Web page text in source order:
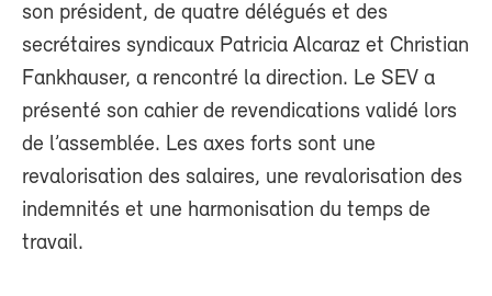
son président, de quatre délégués et des
secrétaires syndicaux Patricia Alcaraz et Christian
Fankhauser, a rencontré la direction. Le SEV a
présenté son cahier de revendications validé lors
de l’assemblée. Les axes forts sont une
revalorisation des salaires, une revalorisation des
indemnités et une harmonisation du temps de
travail.